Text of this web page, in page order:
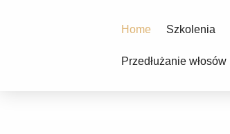
Home Szkolenia
Przedłużanie włosów